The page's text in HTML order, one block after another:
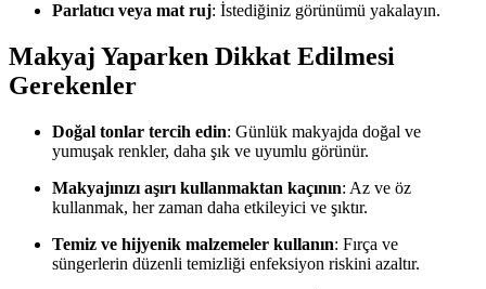
Parlatıcı veya mat ruj: İstediğiniz görünümü yakalayın.
Makyaj Yaparken Dikkat Edilmesi
Gerekenler
Doğal tonlar tercih edin: Günlük makyajda doğal ve
yumuşak renkler, daha şık ve uyumlu görünür.
Makyajınızı aşırı kullanmaktan kaçının: Az ve öz
kullanmak, her zaman daha etkileyici ve şıktır.
Temiz ve hijyenik malzemeler kullanın: Fırça ve
süngerlerin düzenli temizliği enfeksiyon riskini azaltır.